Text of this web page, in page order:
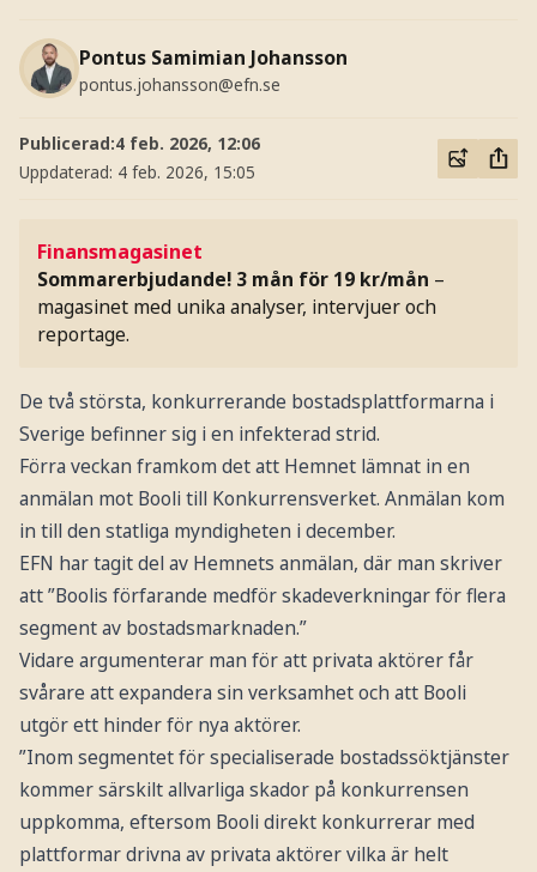
Pontus Samimian Johansson
pontus.johansson@efn.se
Publicerad:4 feb. 2026, 12:06
Uppdaterad: 4 feb. 2026, 15:05
Finansmagasinet
Sommarerbjudande! 3 mån för 19 kr/mån –
magasinet med unika analyser, intervjuer och
reportage.
De två största, konkurrerande bostadsplattformarna i
Sverige befinner sig i en infekterad strid.
Förra veckan framkom det att Hemnet lämnat in en
anmälan mot Booli till Konkurrensverket. Anmälan kom
in till den statliga myndigheten i december.
EFN har tagit del av Hemnets anmälan, där man skriver
att ”Boolis förfarande medför skadeverkningar för flera
segment av bostadsmarknaden.”
Vidare argumenterar man för att privata aktörer får
svårare att expandera sin verksamhet och att Booli
utgör ett hinder för nya aktörer.
”Inom segmentet för specialiserade bostadssöktjänster
kommer särskilt allvarliga skador på konkurrensen
uppkomma, eftersom Booli direkt konkurrerar med
plattformar drivna av privata aktörer vilka är helt